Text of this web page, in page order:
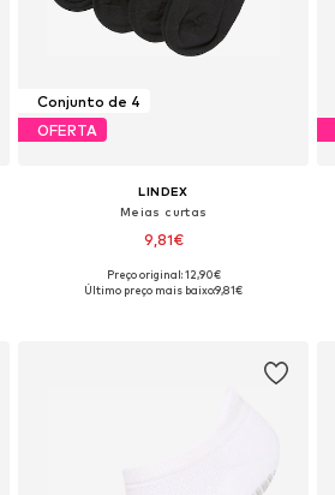
Conjunto de 4
OFERTA
LINDEX
Meias curtas
9,81€
Tamanhos disponíveis: 37-39, 40-42
Preço original: 12,90€
Último preço mais baixo:9,81€